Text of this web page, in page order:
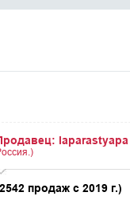
laparastyapa
продаж с 2019 г.)